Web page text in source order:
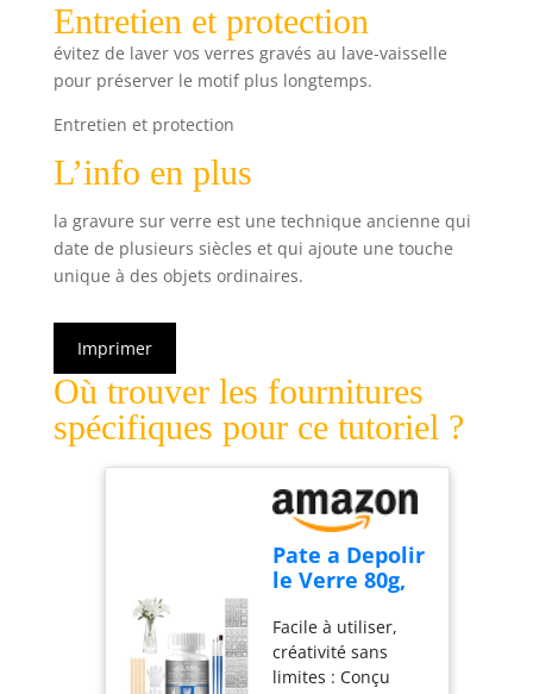
Entretien et protection
évitez de laver vos verres gravés au lave-vaisselle
pour préserver le motif plus longtemps.
Entretien et protection
L’info en plus
la gravure sur verre est une technique ancienne qui
date de plusieurs siècles et qui ajoute une touche
unique à des objets ordinaires.
Imprimer
Où trouver les fournitures
spécifiques pour ce tutoriel ?
Pate a Depolir
le Verre 80g,
Depolir le
Verre,
Décoration
Facile à utiliser,
créativité sans
limites : Conçu